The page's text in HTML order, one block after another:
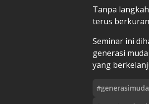
Tanpa
terus
Seminar ini
generasi
yang
#generasimuda